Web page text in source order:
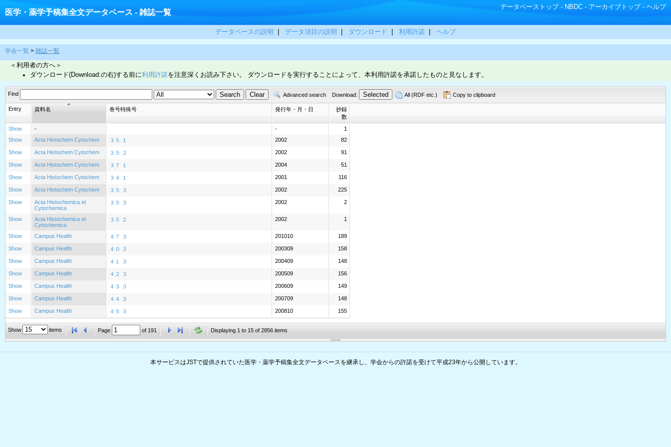
医学・薬学予稿集全文データベース - 雑誌一覧
データベーストップ- NBDC - アーカイブトップ- ヘルプ
データベースの説明 データ項目の説明 ダウンロード 利用許諾 ヘルプ
学会一覧 > 雑誌一覧
＜利用者の方へ＞
ダウンロード(Download:の右)する前に利用許諾を注意深くお読み下さい。 ダウンロードを実行することによって、本利用許諾を承諾したものと見なします。
Find Advanced search Download: All (RDF etc.) Copy to clipboard
Entry 資料名 巻号特殊号 発行年・月・日
抄録
数
Show
- -
1
Show
Acta Histochem Cytochem ３５ １ 2002 82
Show Acta Histochem Cytochem ３５ ２ 2002 91
Show Acta Histochem Cytochem ３７ １ 2004 51
Show Acta Histochem Cytochem ３４ １ 2001 116
Show Acta Histochem Cytochem ３５ ３ 2002 225
Show
Acta Histochemica et
Cytochemica
３５ ３ 2002 2
Show
Acta Histochemica et
Cytochemica
３５ ２ 2002 1
Show Campus Health ４７ ３ 201010 189
Show Campus Health ４０ ３ 200309 158
Show Campus Health ４１ ３ 200409 148
Show Campus Health ４２ ３ 200509 156
Show Campus Health ４３ ３ 200609 149
Show Campus Health ４４ ３ 200709 148
Show Campus Health ４５ ３ 200810 155
Show items Page of 191 Displaying 1 to 15 of 2856 items
本サービスはJSTで提供されていた医学・薬学予稿集全文データベースを継承し、学会からの許諾を受けて平成23年から公開しています。